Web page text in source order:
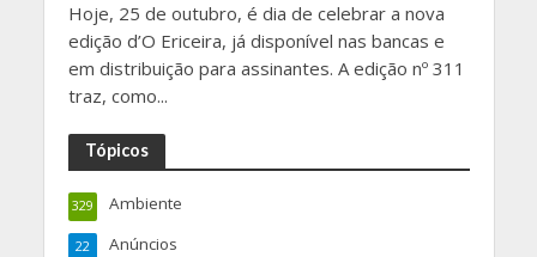
Hoje, 25 de outubro, é dia de celebrar a nova
edição d’O Ericeira, já disponível nas bancas e
em distribuição para assinantes. A edição nº 311
traz, como...
Tópicos
Ambiente
329
Anúncios
22